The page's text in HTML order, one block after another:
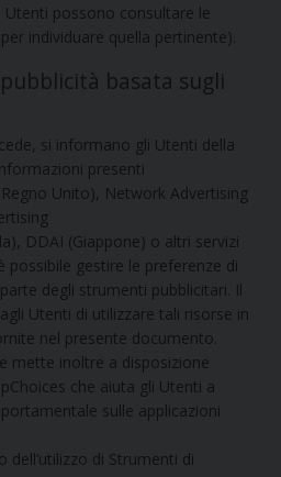
possono consultare le
individuare quella pertinente).
basata sugli
si informano gli Utenti della
presenti
Unito), Network Advertising
DDAI (Giappone) o altri servizi
possibile gestire le preferenze di
degli strumenti pubblicitari. Il
Utenti di utilizzare tali risorse in
nel presente documento.
mette inoltre a disposizione
che aiuta gli Utenti a
sulle applicazioni
dell’utilizzo di Strumenti di